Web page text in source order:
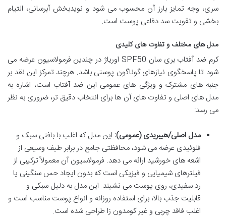
سری، وجه تمایز بارز آن محسوب می شود و نویدبخش آبرسانی، التیام
بخشی و تقویت سد دفاعی پوست است.
مدل های مختلف و تفاوت های کلیدی
کرم ضد آفتاب بری سان SPF50 اوریاژ در چندین فرمولاسیون عرضه می
شود تا پاسخگوی نیازهای گوناگون پوستی باشد. هرچند تمرکز این نقد بر
جنبه های مشترک و ویژگی های عمومی این ضد آفتاب است، اشاره به
مدل های اصلی و تفاوت های آن ها برای انتخاب دقیق تر، ضروری به نظر
می رسد:
مدل اصلی/هیبریدی (عمومی): این مدل که اغلب با بافتی سبک و
فلوئیدی عرضه می شود، محافظتی جامع در برابر طیف وسیعی از
اشعه های خورشید ارائه می دهد. فرمولاسیون آن معمولاً ترکیبی از
فیلترهای شیمیایی و فیزیکی است که بدون ایجاد حس سنگینی یا
رد سفیدی، روی پوست می نشیند. این مدل به دلیل سبکی و
قابلیت جذب بالا، برای استفاده روزانه و انواع پوست مناسب است و
اغلب فاقد چربی و غیر کومدون زا طراحی شده است.